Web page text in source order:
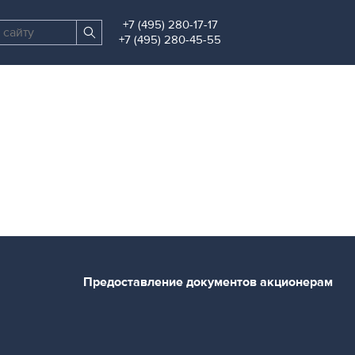
Поиск
по
Найти
+7 (495) 280-17-17
+7 (495) 280-45-55
Предоставление документов акционерам